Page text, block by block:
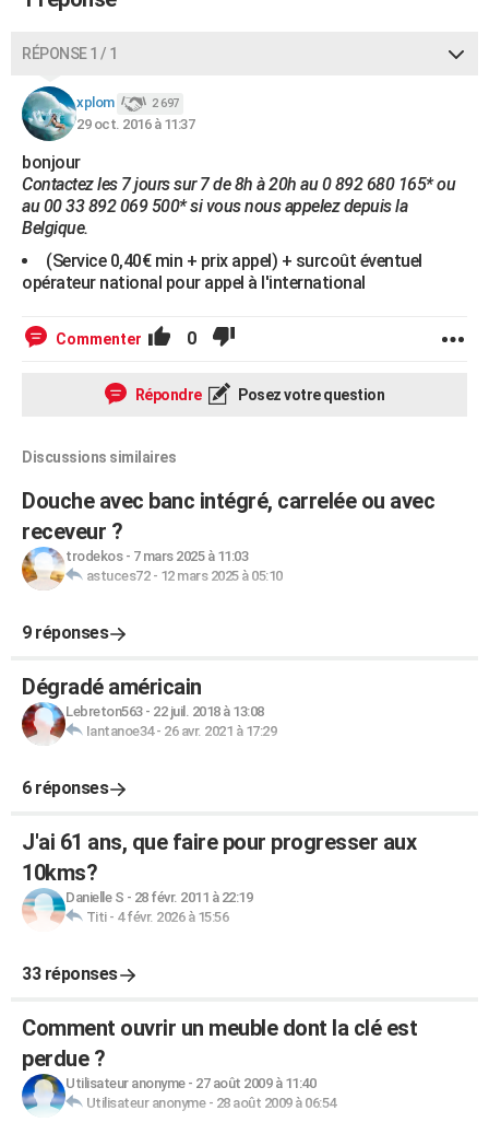
Carte de Noël
Carte Bonne année
Carte Saint-Valentin
Carte Pâques
Carte d'anniversaire
Dictionnaire
Biographies
Citations
Expressions
Proverbes
PROGRAMME TV
COPAINS D'AVANT
S'inscrire
Se connecter
Lycées
Collèges
Primaires
Universités
Entreprises
Service militaire
Avis de recherche
AVIS DE DÉCÈS
Bricolage
Lifestyle
Culture
Sport
Auto
Television
Voyage
Cinema
RÉPONSE 1 / 1
xplom 2 697
29 oct. 2016 à 11:37
bonjour
Contactez les 7 jours sur 7 de 8h à 20h au 0 892 680 165* ou
au 00 33 892 069 500* si vous nous appelez depuis la
Belgique.
(Service 0,40€ min + prix appel) + surcoût éventuel
opérateur national pour appel à l'international
Commenter 0
Répondre Posez votre question
Discussions similaires
Douche avec banc intégré, carrelée ou avec
receveur ?
trodekos- 7 mars 2025 à 11:03
astuces72- 12 mars 2025 à 05:10
9 réponses
Dégradé américain
Lebreton563- 22 juil. 2018 à 13:08
Iantanoe34- 26 avr. 2021 à 17:29
6 réponses
J'ai 61 ans, que faire pour progresser aux
10kms?
Danielle S - 28 févr. 2011 à 22:19
Titi- 4 févr. 2026 à 15:56
33 réponses
Comment ouvrir un meuble dont la clé est
perdue ?
Utilisateur anonyme- 27 août 2009 à 11:40
Utilisateur anonyme- 28 août 2009 à 06:54